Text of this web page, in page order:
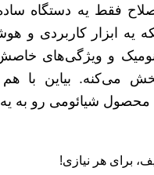
فقط یه دستگاه
یه ابزار کاربردی و
و ویژگی‌های
می‌کنه. بیاین با هم
محصول شیائومی رو به یه